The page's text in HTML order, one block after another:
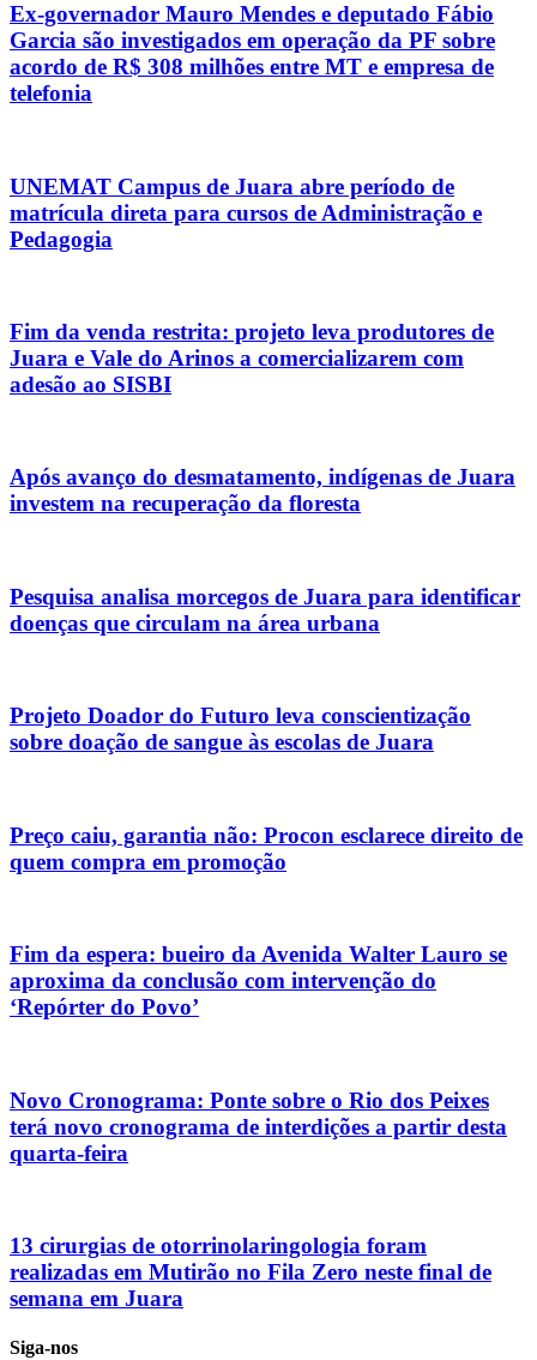
Ex-governador Mauro Mendes e deputado Fábio
Garcia são investigados em operação da PF sobre
acordo de R$ 308 milhões entre MT e empresa de
telefonia
UNEMAT Campus de Juara abre período de
matrícula direta para cursos de Administração e
Pedagogia
Fim da venda restrita: projeto leva produtores de
Juara e Vale do Arinos a comercializarem com
adesão ao SISBI
Após avanço do desmatamento, indígenas de Juara
investem na recuperação da floresta
Pesquisa analisa morcegos de Juara para identificar
doenças que circulam na área urbana
Projeto Doador do Futuro leva conscientização
sobre doação de sangue às escolas de Juara
Preço caiu, garantia não: Procon esclarece direito de
quem compra em promoção
Fim da espera: bueiro da Avenida Walter Lauro se
aproxima da conclusão com intervenção do
‘Repórter do Povo’
Novo Cronograma: Ponte sobre o Rio dos Peixes
terá novo cronograma de interdições a partir desta
quarta-feira
13 cirurgias de otorrinolaringologia foram
realizadas em Mutirão no Fila Zero neste final de
semana em Juara
Siga-nos